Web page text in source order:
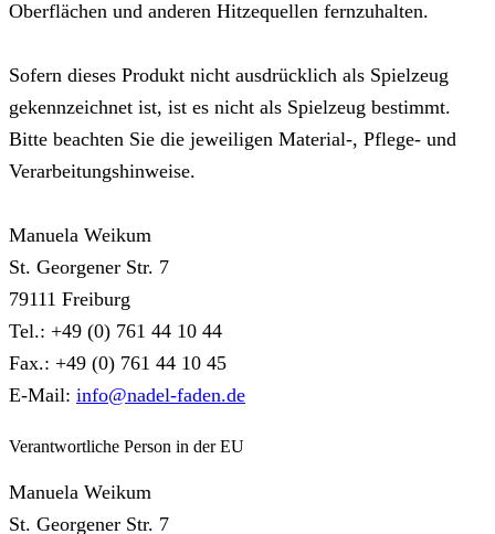
Oberflächen und anderen Hitzequellen fernzuhalten.
Sofern dieses Produkt nicht ausdrücklich als Spielzeug
gekennzeichnet ist, ist es nicht als Spielzeug bestimmt.
Bitte beachten Sie die jeweiligen Material-, Pflege- und
Verarbeitungshinweise.
Manuela Weikum
St. Georgener Str. 7
79111 Freiburg
Tel.: +49 (0) 761 44 10 44
Fax.: +49 (0) 761 44 10 45
E-Mail: info@nadel-faden.de
Verantwortliche Person in der EU
Manuela Weikum
St. Georgener Str. 7